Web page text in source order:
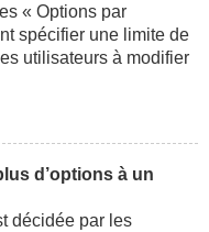
« Options par
spécifier une limite de
utilisateurs à modifier
d’options à un
décidée par les